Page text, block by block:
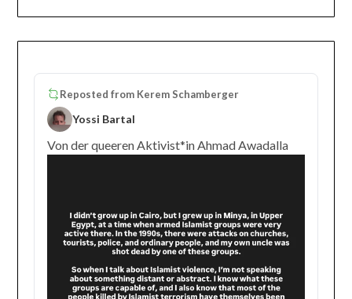
Reposted from Kerem Schamberger
Yossi Bartal
Von der queeren Aktivist*in Ahmad Awadalla